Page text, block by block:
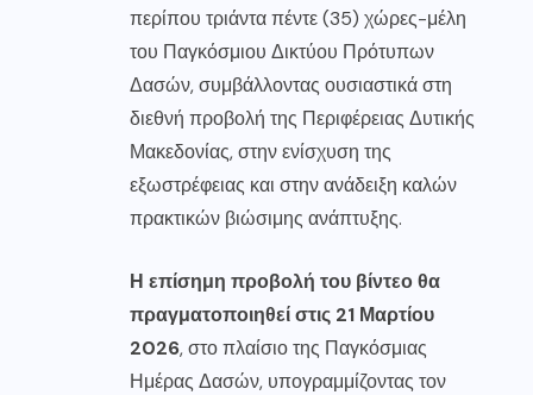
περίπου τριάντα πέντε (35) χώρες-μέλη
του Παγκόσμιου Δικτύου Πρότυπων
Δασών, συμβάλλοντας ουσιαστικά στη
διεθνή προβολή της Περιφέρειας Δυτικής
Μακεδονίας, στην ενίσχυση της
εξωστρέφειας και στην ανάδειξη καλών
πρακτικών βιώσιμης ανάπτυξης.
Η επίσημη προβολή του βίντεο θα
πραγματοποιηθεί στις 21 Μαρτίου
2026, στο πλαίσιο της Παγκόσμιας
Ημέρας Δασών, υπογραμμίζοντας τον